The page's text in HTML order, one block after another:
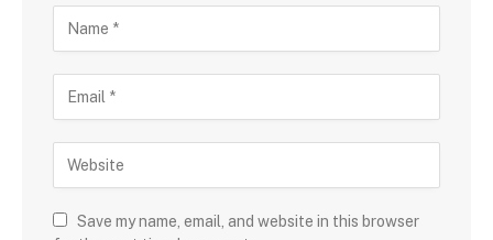
Save my name, email, and website in this browser